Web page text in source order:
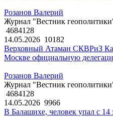
Розанов Валерий
Журнал "Вестник
4684128
14.05.2026 10182
Верховный Атаман СКВРиЗ
Москве официальную
Розанов Валерий
Журнал "Вестник
4684128
14.05.2026 9966
В Балашихе, человек упал с 14